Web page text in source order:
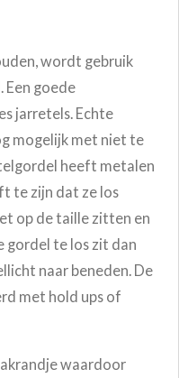
wordt gebruik
Een goede
jarretels. Echte
mogelijk met niet te
heeft metalen
te zijn dat ze los
op de taille zitten en
gordel te los zit dan
naar beneden. De
met hold ups of
waardoor